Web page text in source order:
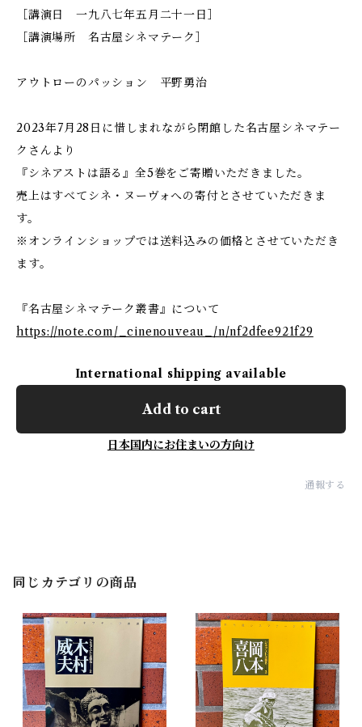
［講演日 一九八七年五月二十一日］
［講演場所 名古屋シネマテーク］
アウトローのパッション 平野勇治
2023年7月28日に惜しまれながら閉館した名古屋シネマテー
クさんより
『シネアストは語る』全5巻をご寄贈いただきました。
売上はすべてシネ・ヌーヴォへの寄付とさせていただきま
す。
※オンラインショップでは送料込みの価格とさせていただき
ます。
『名古屋シネマテーク叢書』について
https://note.com/_cinenouveau_/n/nf2dfee921f29
International shipping available
Add to cart
日本国内にお住まいの方向け
通報する
同じカテゴリの商品